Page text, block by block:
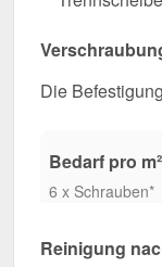
Die
Bedarf pro
6 x Schrauben*
Reinigung